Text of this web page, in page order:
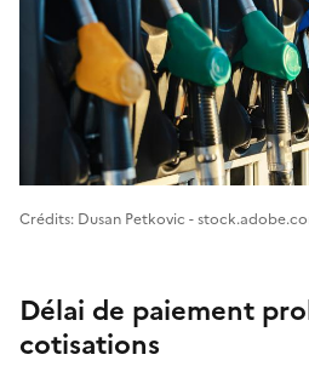
Image 1
Crédits: Dusan Petkovic -
Délai de paiement
cotisations